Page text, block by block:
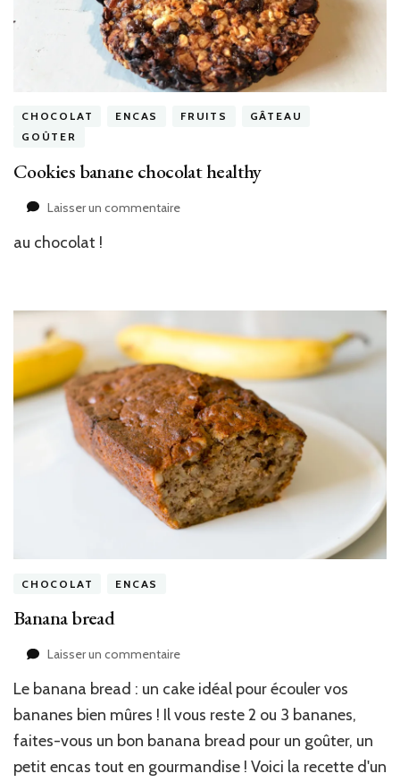
CHOCOLAT ENCAS FRUITS
GÂTEAU
GOÛTER
Cookies banane chocolat healthy
Laisser un commentairesur
au chocolat !
CHOCOLAT ENCAS
Banana bread
Laisser un commentairesur
bread
Le banana bread : un cake idéal pour écouler vos
bananes bien mûres ! Il vous reste 2 ou 3 bananes,
faites-vous un bon banana bread pour un goûter, un
petit encas tout en gourmandise ! Voici la recette d'un